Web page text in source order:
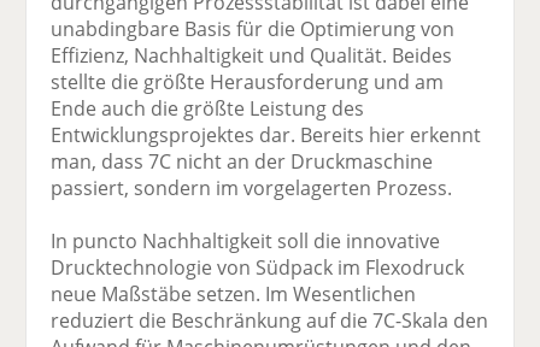
unabdingbare Basis für die Optimierung von
Effizienz, Nachhaltigkeit und Qualität. Beides
stellte die größte Herausforderung und am
Ende auch die größte Leistung des
Entwicklungsprojektes dar. Bereits hier erkennt
man, dass 7C nicht an der Druckmaschine
passiert, sondern im vorgelagerten Prozess.
In puncto Nachhaltigkeit soll die innovative
Drucktechnologie von Südpack im Flexodruck
neue Maßstäbe setzen. Im Wesentlichen
reduziert die Beschränkung auf die 7C-Skala den